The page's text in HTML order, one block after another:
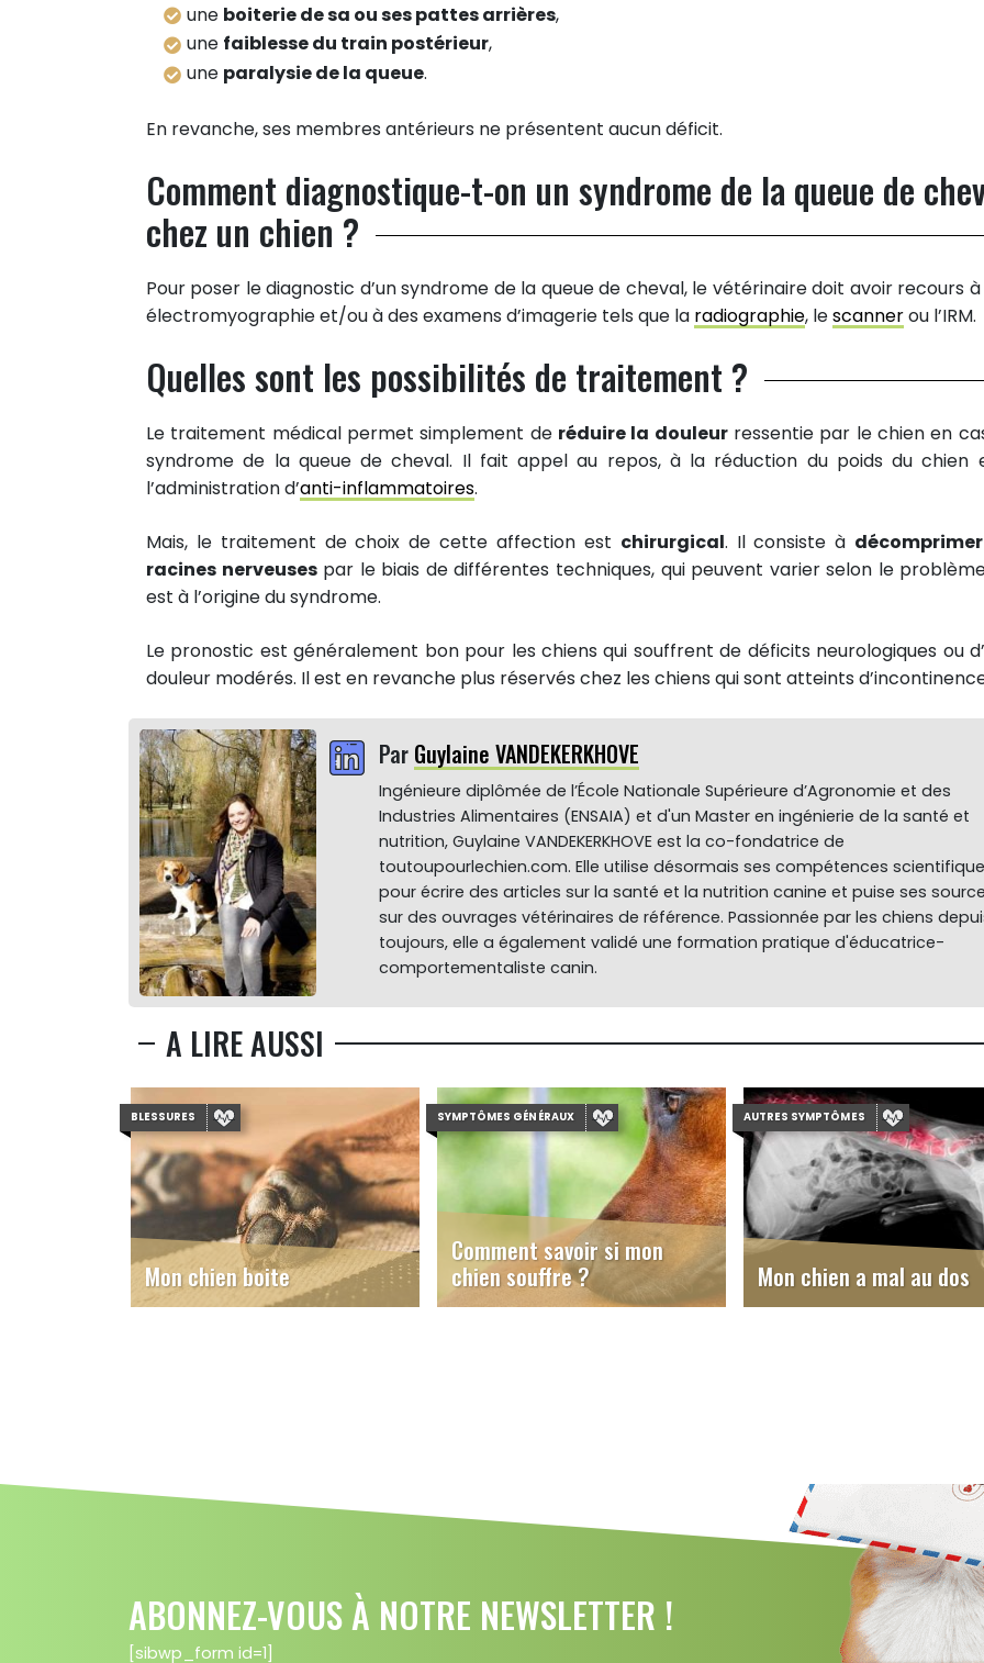
Partager sur facebook
Epingler sur Pinterest
une boiterie de sa ou ses pattes arrières,
une faiblesse du train postérieur,
une paralysie de la queue.
En revanche, ses membres antérieurs ne présentent aucun déficit.
Comment diagnostique-t-on un syndrome de la queue de
chez un chien ?
Pour poser le diagnostic d’un syndrome de la queue de cheval, le vétérinaire doit avoir recours
électromyographie et/ou à des examens d’imagerie tels que la radiographie, lescannerou l’IRM.
Quelles sont les possibilités de traitement ?
Le traitement médical permet simplement de réduire la douleurressentie par le chien en
syndrome de la queue de cheval. Il fait appel au repos, à la réduction du poids du chien
l’administration d’anti-inflammatoires.
Mais, le traitement de choix de cette affection est chirurgical. Il consiste à
racines nerveusespar le biais de différentes techniques, qui peuvent varier selon le
est à l’origine du syndrome.
Le pronostic est généralement bon pour les chiens qui souffrent de déficits neurologiques ou
douleur modérés. Il est en revanche plus réservés chez les chiens qui sont atteints
Par Guylaine VANDEKERKHOVE
Ingénieure diplômée de l’École Nationale Supérieure d’Agronomie et des
Industries Alimentaires (ENSAIA) et d'un Master en ingénierie de la santé et
nutrition, Guylaine VANDEKERKHOVE est la co-fondatrice de
toutoupourlechien.com. Elle utilise désormais ses compétences
pour écrire des articles sur la santé et la nutrition canine et puise ses
sur des ouvrages vétérinaires de référence. Passionnée par les chiens
toujours, elle a également validé une formation pratique d'éducatrice-
comportementaliste canin.
A LIRE AUSSI
BLESSURES
Mon chien boite
SYMPTÔMES GÉNÉRAUX
Comment savoir si mon
chien souffre ?
AUTRES SYMPTÔMES
Mon chien a mal au dos
ABONNEZ-VOUS À NOTRE NEWSLETTER !
[sibwp_form id=1]